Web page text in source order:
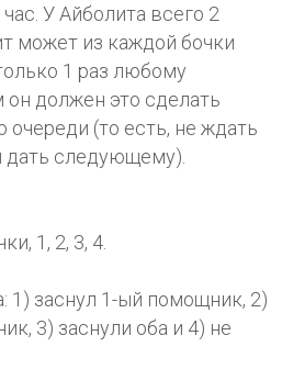
У Айболита всего 2
может из каждой бочки
1 раз любому
должен это сделать
очереди (то есть, не ждать
дать следующему).
1, 2, 3, 4.
1) заснул 1-ый помощник, 2)
3) заснули оба и 4) не